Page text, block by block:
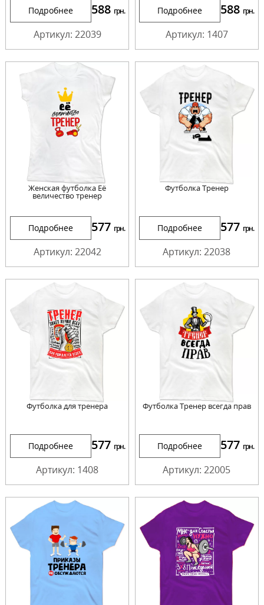
Подробнее 588 грн.
Артикул: 22039
Подробнее 588 грн.
Артикул: 1407
Женская футболка Её
величество тренер
Подробнее 577 грн.
Артикул: 22042
Футболка Тренер
Подробнее 577 грн.
Артикул: 22038
Футболка для тренера
Подробнее 577 грн.
Артикул: 1408
Футболка Тренер всегда прав
Подробнее 577 грн.
Артикул: 22005